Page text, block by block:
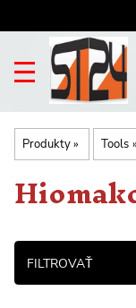
Produkty‪» Tools ‪»
FILTROVAŤ